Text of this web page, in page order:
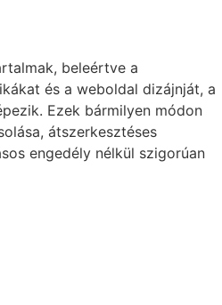
beleértve a
és a weboldal dizájnját, a
Ezek bármilyen módon
átszerkesztéses
engedély nélkül szigorúan